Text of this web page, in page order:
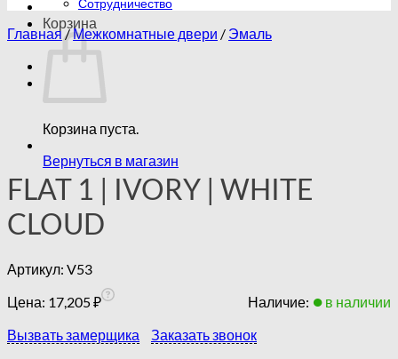
Корзина
Корзина пуста.
Вернуться в магазин
Сотрудничество
Главная/Межкомнатные двери / Эмаль
FLAT 1 | IVORY | WHITE
CLOUD
Артикул: V53
Цена: 17,205₽ Наличие:
в наличии
Вызвать замерщика
Заказать звонок